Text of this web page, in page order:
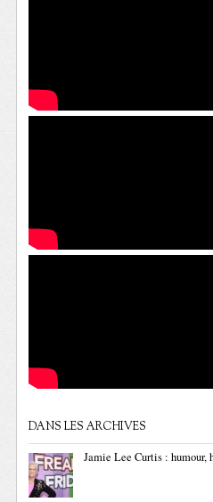
DANS LES ARCHIVES
Jamie Lee Curtis :